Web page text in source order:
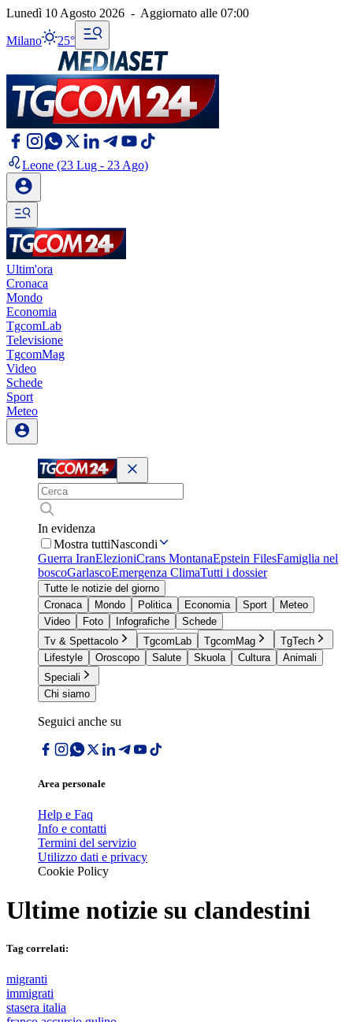
Lunedì 10 Agosto 2026 - Aggiornato alle 07:00
Milano 25°
Leone (23 Lug - 23 Ago)
Ultim'ora
Cronaca
Mondo
Economia
TgcomLab
Televisione
TgcomMag
Video
Schede
Sport
Meteo
In evidenza
Mostra tuttiNascondi
Guerra IranElezioniCrans MontanaEpstein FilesFamiglia nel
boscoGarlascoEmergenza ClimaTutti i dossier
Tutte le notizie del giorno
Cronaca
Mondo Politica Economia Sport
Meteo
Video
Foto Infografiche
Schede
Tv & Spettacolo
TgcomLab TgcomMag
TgTech
Lifestyle
Oroscopo Salute Skuola Cultura
Animali
Speciali
Chi siamo
Seguici anche su
Area personale
Help e Faq
Info e contatti
Termini del servizio
Utilizzo dati e privacy
Cookie Policy
Ultime notizie su clandestini
Tag correlati:
migranti
immigrati
stasera italia